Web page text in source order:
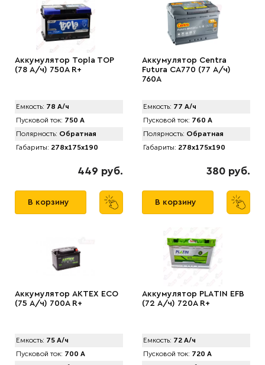
Аккумулятор Topla TOP
(78 А/ч) 750А R+
Емкость: 78 А/ч
Пусковой ток: 750 А
Полярность: Обратная
Габариты: 278x175x190
449 руб.
В корзину
Аккумулятор Centra
Futura CA770 (77 А/ч)
760A
Емкость: 77 А/ч
Пусковой ток: 760 А
Полярность: Обратная
Габариты: 278x175x190
380 руб.
В корзину
Аккумулятор AKTEX ECO
(75 А/ч) 700A R+
Емкость: 75 А/ч
Пусковой ток: 700 А
Аккумулятор PLАTIN EFB
(72 А/ч) 720A R+
Емкость: 72 А/ч
Пусковой ток: 720 А